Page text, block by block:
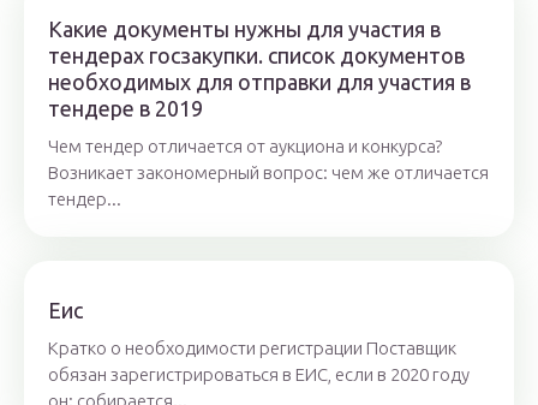
Какие документы нужны для участия в
тендерах госзакупки. список документов
необходимых для отправки для участия в
тендере в 2019
Чем тендер отличается от аукциона и конкурса?
Возникает закономерный вопрос: чем же отличается
тендер...
Еис
Кратко о необходимости регистрации Поставщик
обязан зарегистрироваться в ЕИС, если в 2020 году